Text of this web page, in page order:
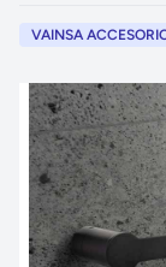
VAINSA